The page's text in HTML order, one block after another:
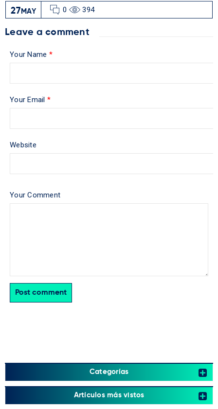
27 MAY 0 394
Leave a comment
Your Name *
Your Email *
Website
Your Comment
Post comment
Categorías
Artículos más vistos